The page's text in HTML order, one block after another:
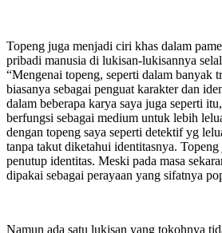
Topeng juga menjadi ciri khas dalam
pribadi manusia di lukisan-lukisannya
“Mengenai topeng, seperti dalam banyak
biasanya sebagai penguat karakter dan
dalam beberapa karya saya juga seperti
berfungsi sebagai medium untuk lebih
dengan topeng saya seperti detektif yg
tanpa takut diketahui identitasnya.
penutup identitas. Meski pada masa
dipakai sebagai perayaan yang sifatnya
Namun ada satu lukisan yang tokohnya